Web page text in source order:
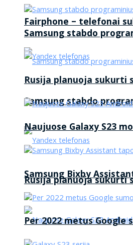
Fairphone – telefonai
Samsung stabdo
Rusija planuoja sukurti
Samsung stabdo
Rusija planuoja sukurti
Naujuose Galaxy S23
Samsung Bixby
Per 2022 metus